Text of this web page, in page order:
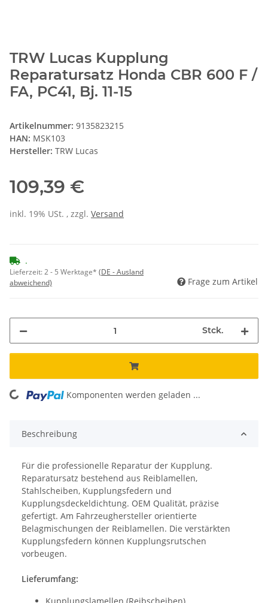
TRW Lucas Kupplung
Reparatursatz Honda CBR 600 F /
FA, PC41, Bj. 11-15
Artikelnummer: 9135823215
HAN: MSK103
Hersteller: TRW Lucas
109,39 €
inkl. 19% USt. , zzgl. Versand
.
Lieferzeit:2 - 5 Werktage* (DE - Ausland
abweichend)
Frage zum Artikel
Stck.
Komponenten werden geladen ...
Beschreibung
Für die professionelle Reparatur der Kupplung.
Reparatursatz bestehend aus Reiblamellen,
Stahlscheiben, Kupplungsfedern und
Kupplungsdeckeldichtung. OEM Qualität, präzise
gefertigt. Am Fahrzeughersteller orientierte
Belagmischungen der Reiblamellen. Die verstärkten
Kupplungsfedern können Kupplungsrutschen
vorbeugen.
Lieferumfang: